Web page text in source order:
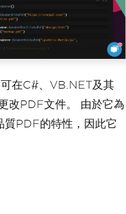
在C#、VB.NET及其
改PDF文件。 由於它為
質PDF的特性，因此它